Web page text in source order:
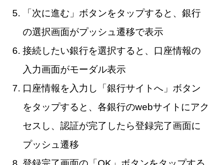
「次に進む」ボタンをタップすると、銀行
の選択画面がプッシュ遷移で表示
接続したい銀行を選択すると、口座情報の
入力画面がモーダル表示
口座情報を入力し「銀行サイトへ」ボタン
をタップすると、各銀行のwebサイトにアク
セスし、認証が完了したら登録完了画面に
プッシュ遷移